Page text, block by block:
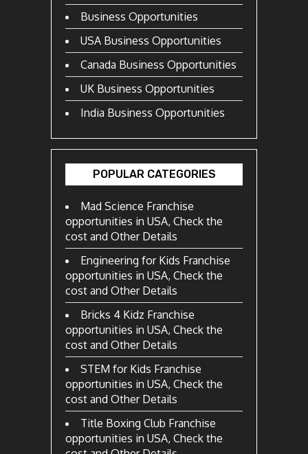
Business Opportunities
USA Business Opportunities
Canada Business Opportunities
UK Business Opportunities
India Business Opportunities
POPULAR CATEGORIES
Mad Science Franchise
opportunities in USA, Check the
cost and Other Details
Engineering for Kids Franchise
opportunities in USA, Check the
cost and Other Details
Bricks 4 Kidz Franchise
opportunities in USA, Check the
cost and Other Details
STEM for Kids Franchise
opportunities in USA, Check the
cost and Other Details
Title Boxing Club Franchise
opportunities in USA, Check the